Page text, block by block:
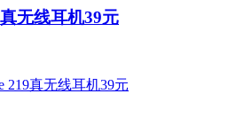
无线耳机39元